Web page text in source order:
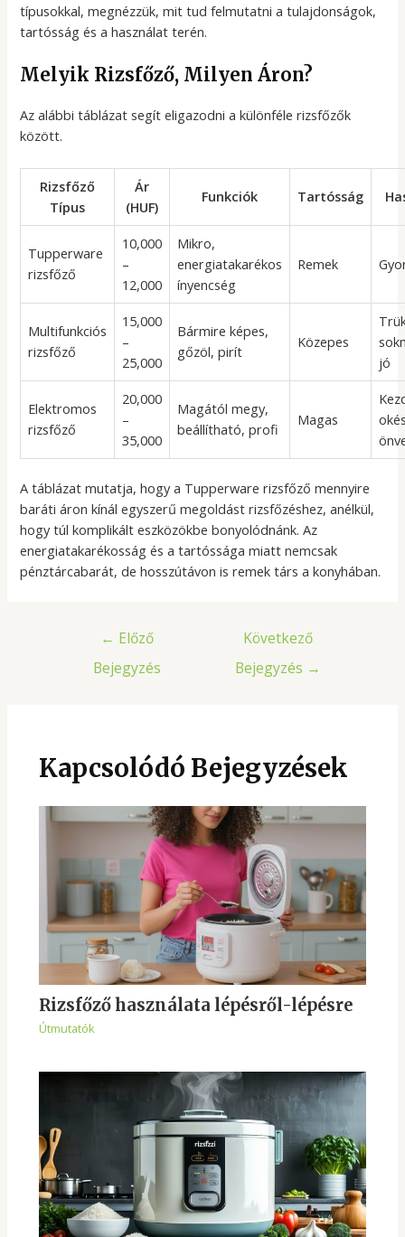
típusokkal, megnézzük, mit tud felmutatni a tulajdonságok,
tartósság és a használat terén.
Melyik Rizsfőző, Milyen Áron?
Az alábbi táblázat segít eligazodni a különféle rizsfőzők
között.
Rizsfőző
Típus
Ár
(HUF)
Funkciók Tartósság
Tupperware
rizsfőző
10,000
–
12,000
Mikro,
energiatakarékos
ínyencség
Remek
Multifunkciós
rizsfőző
15,000
–
25,000
Bármire képes,
gőzöl, pirít
Közepes
jó
Elektromos
rizsfőző
20,000
–
35,000
Magától megy,
beállítható, profi
Magas
A táblázat mutatja, hogy a Tupperware rizsfőző mennyire
baráti áron kínál egyszerű megoldást rizsfőzéshez, anélkül,
hogy túl komplikált eszközökbe bonyolódnánk. Az
energiatakarékosság és a tartóssága miatt nemcsak
pénztárcabarát, de hosszútávon is remek társ a konyhában.
← Előző
Bejegyzés
Következő
Bejegyzés →
Kapcsolódó Bejegyzések
Rizsfőző használata lépésről-lépésre
Útmutatók